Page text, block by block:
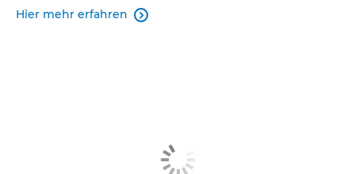
Hier mehr erfahren 